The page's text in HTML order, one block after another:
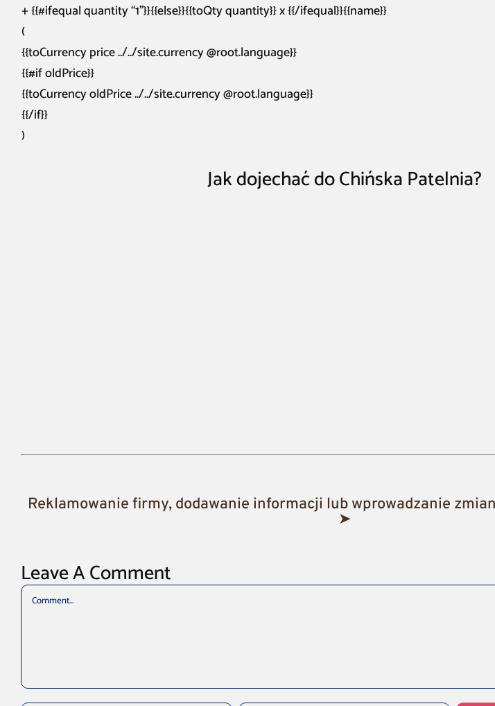
+ {{#ifequal quantity “1”}}{{else}}{{toQty quantity}} x {{/ifequal}}{{name}}
(
{{toCurrency price ../../site.currency @root.language}}
{{#if oldPrice}}
{{toCurrency oldPrice ../../site.currency @root.language}}
{{/if}}
)
Jak dojechać do Chińska Patelnia?
Reklamowanie firmy, dodawanie informacji lub wprowadzanie
➤
Leave A Comment
Comment